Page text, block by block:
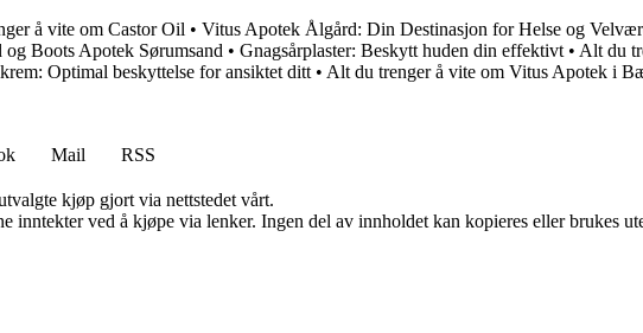
å vite om Castor Oil • Vitus Apotek Ålgård: Din Destinasjon for Helse og
Boots Apotek Sørumsand • Gnagsårplaster: Beskytt huden din effektivt • Alt du
Optimal beskyttelse for ansiktet ditt • Alt du trenger å vite om Vitus Apotek i
Mail
RSS
kjøp gjort via nettstedet vårt.
ved å kjøpe via lenker. Ingen del av innholdet kan kopieres eller brukes